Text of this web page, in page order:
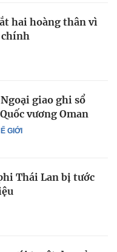
hai hoàng thân vì
chính
GIỚI
giao ghi sổ
vương Oman
Thái Lan bị tước